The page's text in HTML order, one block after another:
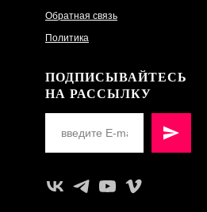
Обратная связь
Политика
ПОДПИСЫВАЙТЕСЬ
НА РАССЫЛКУ